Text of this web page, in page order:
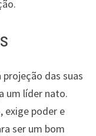
das suas
um líder nato.
exige poder e
ser um bom